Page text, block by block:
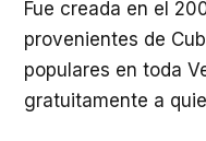
Fue creada en el
provenientes de
populares en toda
gratuitamente a